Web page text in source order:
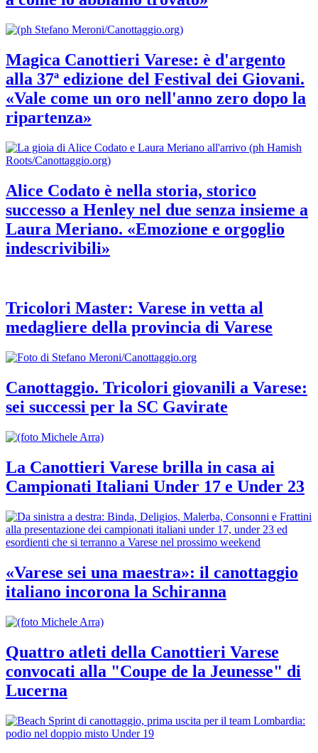
Magica Canottieri Varese: è d'argento
alla 37ª edizione del Festival dei Giovani.
«Vale come un oro nell'anno zero dopo la
ripartenza»
Alice Codato è nella storia, storico
successo a Henley nel due senza insieme a
Laura Meriano. «Emozione e orgoglio
indescrivibili»
Tricolori Master: Varese in vetta al
medagliere della provincia di Varese
Canottaggio. Tricolori giovanili a Varese:
sei successi per la SC Gavirate
La Canottieri Varese brilla in casa ai
Campionati Italiani Under 17 e Under 23
«Varese sei una maestra»: il canottaggio
italiano incorona la Schiranna
Quattro atleti della Canottieri Varese
convocati alla "Coupe de la Jeunesse" di
Lucerna